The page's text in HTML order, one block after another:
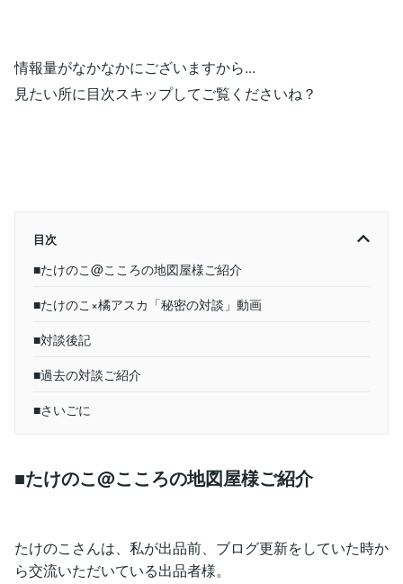
情報量がなかなかにございますから...
見たい所に目次スキップしてご覧くださいね？
目次
■たけのこ@こころの地図屋様ご紹介
■たけのこ×橘アスカ「秘密の対談」動画
■対談後記
■過去の対談ご紹介
■さいごに
■たけのこ@こころの地図屋様ご紹介
たけのこさんは、私が出品前、ブログ更新をしていた時か
ら交流いただいている出品者様。